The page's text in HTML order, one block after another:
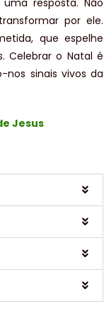
resposta. Não
por ele.
que espelhe
Celebrar o Natal é
sinais vivos da
Jesus